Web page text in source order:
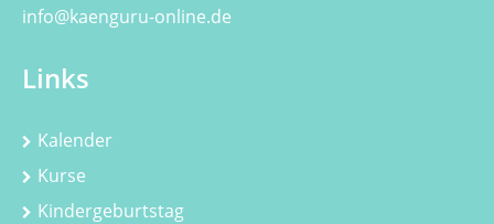
info@kaenguru-online.de
Links
Kalender
Kurse
Kindergeburtstag